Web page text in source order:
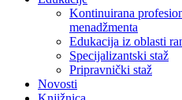
Kontinuirana
menadžmenta
Edukacija iz oblasti
Specijalizantski staž
Pripravnički staž
Novosti